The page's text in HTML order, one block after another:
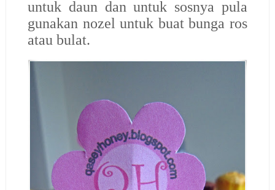
untuk daun dan untuk sosnya pula
gunakan nozel untuk buat bunga ros
atau bulat.